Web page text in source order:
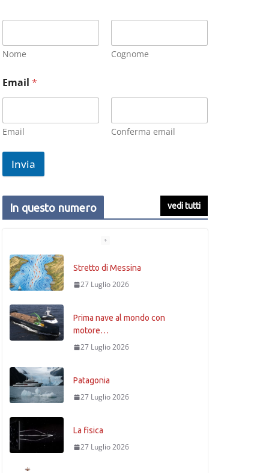
Nome Cognome
Email *
Email Conferma email
Invia
In questo numero vedi tutti
Stretto di Messina
27 Luglio 2026
Prima nave al mondo con
motore…
27 Luglio 2026
Patagonia
27 Luglio 2026
La fisica
27 Luglio 2026